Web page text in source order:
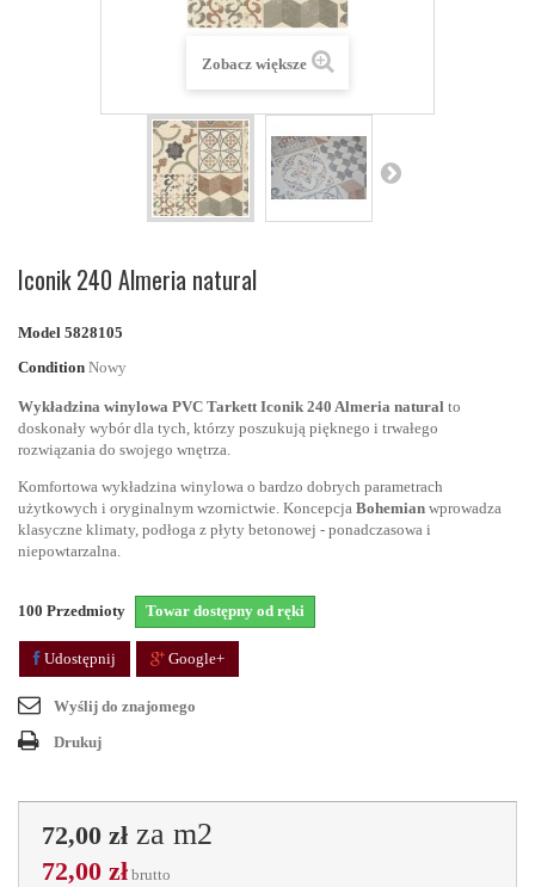
Zobacz większe
Iconik 240 Almeria natural
Model 5828105
Condition Nowy
Wykładzina winylowa PVC Tarkett Iconik 240 Almeria natural to
doskonały wybór dla tych, którzy poszukują pięknego i trwałego
rozwiązania do swojego wnętrza.
Komfortowa wykładzina winylowa o bardzo dobrych parametrach
użytkowych i oryginalnym wzornictwie. Koncepcja Bohemian wprowadza
klasyczne klimaty, podłoga z płyty betonowej - ponadczasowa i
niepowtarzalna.
100 Przedmioty Towar dostępny od ręki
Udostępnij Google+
Wyślij do znajomego
Drukuj
72,00 zł za m2
72,00 zł brutto